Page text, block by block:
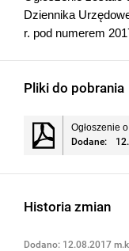
Dziennika
r. pod numerem
Pliki do pobrania
Ogłoszenie
Dodane:
Historia zmian
Dodano: 12.08.2017